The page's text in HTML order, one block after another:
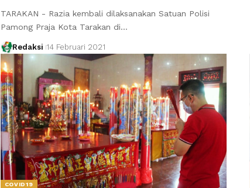
TARAKAN - Razia kembali dilaksanakan Satuan Polisi
Pamong Praja Kota Tarakan di…
Redaksi 14 Februari 2021
COVID19